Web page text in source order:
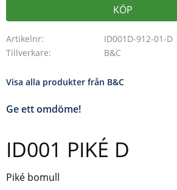
KÖP
Artikelnr
ID001D-912-01-D
Tillverkare
B&C
Visa alla produkter från B&C
Ge ett omdöme!
ID001 PIKÉ D
Piké bomull